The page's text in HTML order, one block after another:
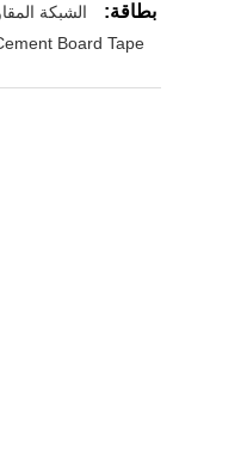
بطاقة: الشبكة
Board Tape